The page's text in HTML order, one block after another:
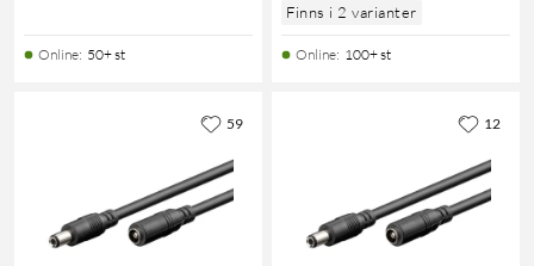
Online: 50+ st
Finns i 2 varianter
Online: 100+ st
59 12